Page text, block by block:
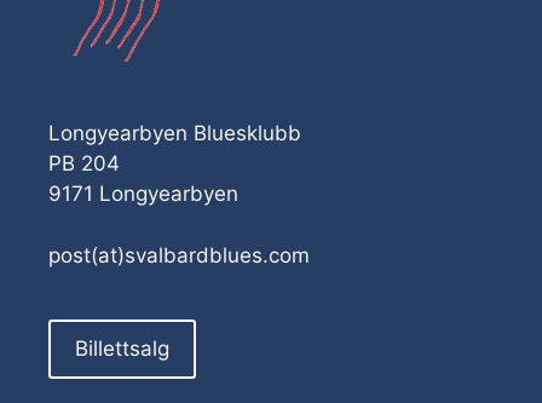
Longyearbyen Bluesklubb
PB 204
9171 Longyearbyen
post(at)svalbardblues.com
Billettsalg